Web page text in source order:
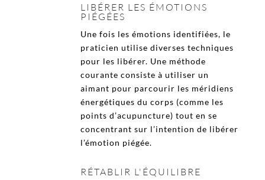
LIBÉRER LES ÉMOTIONS
PIÉGÉES
Une fois les émotions identifiées, le
praticien utilise diverses techniques
pour les libérer. Une méthode
courante consiste à utiliser un
aimant pour parcourir les méridiens
énergétiques du corps (comme les
points d’acupuncture) tout en se
concentrant sur l’intention de libérer
l’émotion piégée.
RÉTABLIR L'ÉQUILIBRE